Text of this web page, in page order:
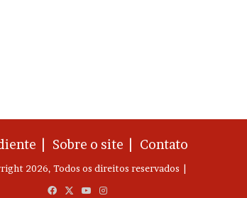
| Sobre o site | Contato
2026, Todos os direitos reservados |
FacebookYouTubeInstagram